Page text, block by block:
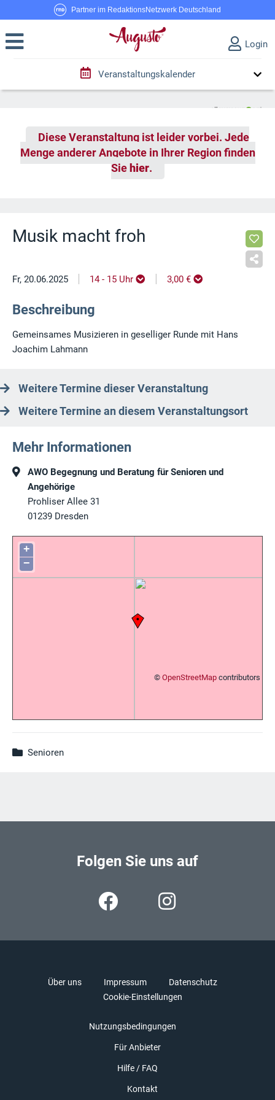
Partner im RedaktionsNetzwerk Deutschland
Login
Veranstaltungskalender
Diese Veranstaltung ist leider vorbei. Jede
Menge anderer Angebote in Ihrer Region finden
Sie hier.
Musik macht froh
Fr, 20.06.2025 | 14 - 15 Uhr | 3,00 €
Beschreibung
Gemeinsames Musizieren in geselliger Runde mit Hans
Joachim Lahmann
Weitere Termine dieser Veranstaltung
Weitere Termine an diesem Veranstaltungsort
Mehr Informationen
AWO Begegnung und Beratung für Senioren und
Angehörige
Prohliser Allee 31
01239 Dresden
+
−
© OpenStreetMap contributors
Senioren
Folgen Sie uns auf
Über uns Impressum
Datenschutz
Cookie-Einstellungen
Nutzungsbedingungen
Für Anbieter
Hilfe / FAQ
Kontakt